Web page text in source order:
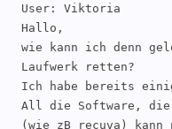
User: Viktoria
Hallo,
wie kann ich denn
Laufwerk retten?
Ich habe bereits
All die Software, die
(wie zB recuva) kann